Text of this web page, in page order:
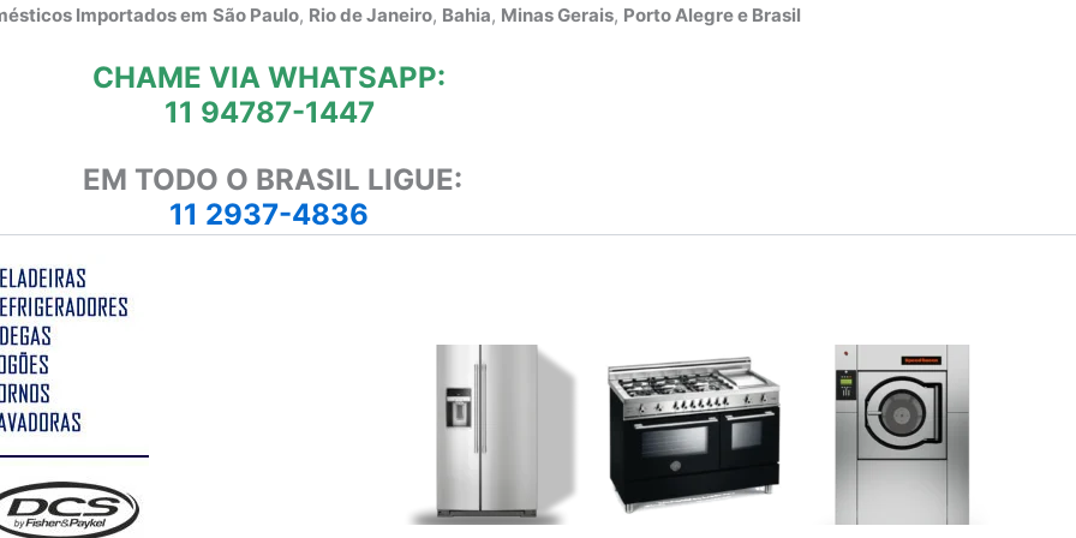
Importados em São Paulo, Rio de Janeiro, Bahia, Minas Gerais, Porto Alegre e Brasil
CHAME VIA WHATSAPP:
11 94787-1447
EM TODO O BRASIL LIGUE:
11 2937-4836